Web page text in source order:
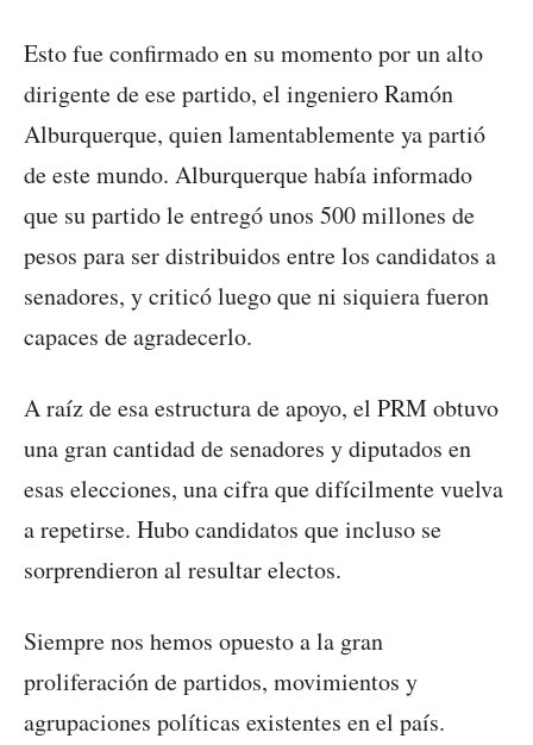
Esto fue confirmado en su momento por un alto
dirigente de ese partido, el ingeniero Ramón
Alburquerque, quien lamentablemente ya partió
de este mundo. Alburquerque había informado
que su partido le entregó unos 500 millones de
pesos para ser distribuidos entre los candidatos a
senadores, y criticó luego que ni siquiera fueron
capaces de agradecerlo.
A raíz de esa estructura de apoyo, el PRM obtuvo
una gran cantidad de senadores y diputados en
esas elecciones, una cifra que difícilmente vuelva
a repetirse. Hubo candidatos que incluso se
sorprendieron al resultar electos.
Siempre nos hemos opuesto a la gran
proliferación de partidos, movimientos y
agrupaciones políticas existentes en el país.